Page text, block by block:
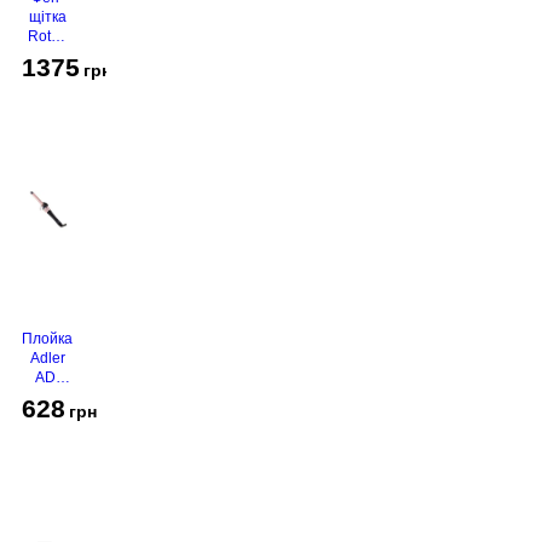
щітка
Rotex
490-T
1375 грн
Плойка
Adler
AD-
628 грн